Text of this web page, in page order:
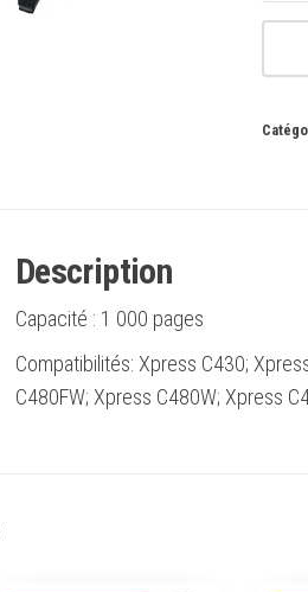
toner
Description
Capacité : 1 000 pages
Compatibilités: Xpress C430;
C480FW; Xpress C480W; Xpress